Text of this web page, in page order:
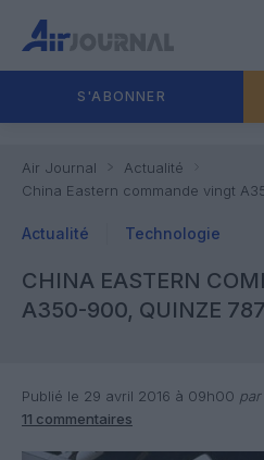
S'ABONNER
Air Journal
Actualité
China Eastern commande vingt
Actualité Technologie
CHINA EASTERN
A350-900, QUINZE
Publié le 29 avril 2016 à 09h00
11 commentaires